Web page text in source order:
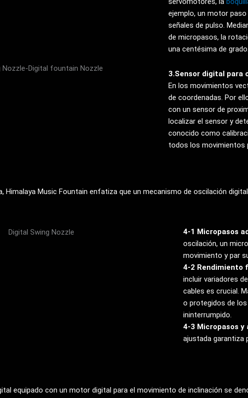
ejemplo, un motor
señales de pulso.
de micropasos, la
una centésima de grado.
3.Sensor digital para
En los movimientos
de coordenadas. Por
con un sensor de
localizar el sensor y
conocido como
todos los movimientos
Himalaya Music Fountain enfatiza que un mecanismo de oscilación
4-1 Micropasos
oscilación, un
movimiento y par
4-2 Rendimiento
incluir variadores
cables es crucial.
o protegidos de
ininterrumpido.
4-3 Micropasos
ajustada garantiza
equipado con un motor digital para el movimiento de inclinación se